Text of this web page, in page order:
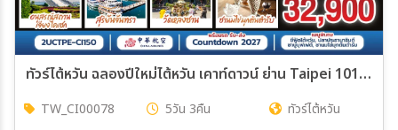
ถึงวันที่
เฉพาะเดือน
ทัวร์ไต้หวัน ฉลองปีใหม่ไต้หวัน เคาท์ดาวน์ ย่าน Taipei 101 พร้อมรถ(รับ–ส่ง) TAIWAN NEW YEAR GRAND CELEBRATION 2027 ไทเป • หนานโถว • ไถจง | 5วัน 3คืน (CI)
TW_CI00078 5วัน 3คืน
ทัวร์ไต้หวัน